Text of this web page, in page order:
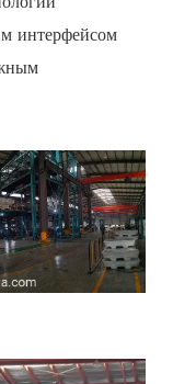
интерфейсом